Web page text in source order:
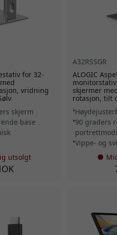
for 32-
vridning
skjerm
base
utsolgt
A32RSSGR
ALOGIC
monitorstativ
skjermer
rotasjon, tilt
90 graders
Vippe- og